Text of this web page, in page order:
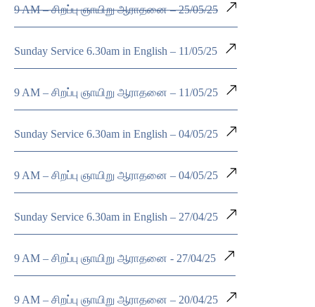
9 AM – சிறப்பு ஞாயிறு ஆராதனை – 25/05/25
Sunday Service 6.30am in English – 11/05/25
9 AM – சிறப்பு ஞாயிறு ஆராதனை – 11/05/25
Sunday Service 6.30am in English – 04/05/25
9 AM – சிறப்பு ஞாயிறு ஆராதனை – 04/05/25
Sunday Service 6.30am in English – 27/04/25
9 AM – சிறப்பு ஞாயிறு ஆராதனை - 27/04/25
9 AM – சிறப்பு ஞாயிறு ஆராதனை – 20/04/25